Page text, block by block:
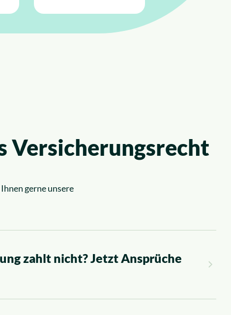
Versicherungsrecht
gerne unsere
zahlt nicht? Jetzt Ansprüche